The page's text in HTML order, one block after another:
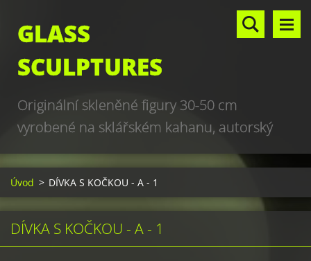
GLASS
SCULPTURES
Originální skleněné figury 30-50 cm
vyrobené na sklářském kahanu, autorský
design, hand made, art glass sculptures,
world unique production
Úvod > DÍVKA S KOČKOU - A - 1
DÍVKA S KOČKOU - A - 1